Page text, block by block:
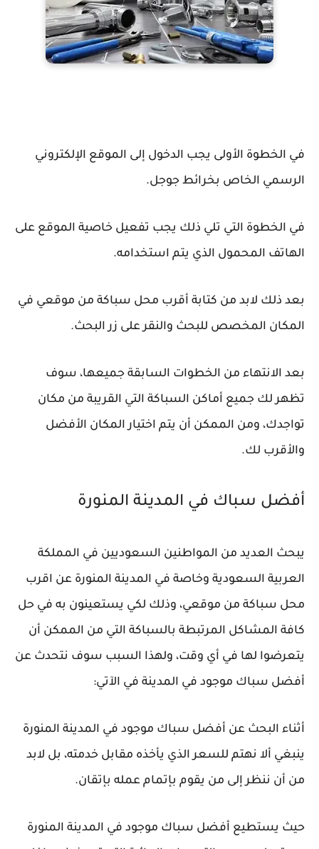
في الخطوة الأولى يجب الدخول إلى الموقع الإلكتروني
الرسمي الخاص بخرائط جوجل.
في الخطوة التي تلي ذلك يجب تفعيل خاصية الموقع على
الهاتف المحمول الذي يتم استخدامه.
بعد ذلك لابد من كتابة أقرب محل سباكة من موقعي في
المكان المخصص للبحث والنقر على زر البحث.
بعد الانتهاء من الخطوات السابقة جميعها، سوف
تظهر لك جميع أماكن السباكة التي القريبة من مكان
تواجدك، ومن الممكن أن يتم اختيار المكان الأفضل
والأقرب لك.
أفضل سباك في المدينة المنورة
يبحث العديد من المواطنين السعوديين في المملكة
العربية السعودية وخاصة في المدينة المنورة عن اقرب
محل سباكة من موقعي، وذلك لكي يستعينون به في حل
كافة المشاكل المرتبطة بالسباكة التي من الممكن أن
يتعرضوا لها في أي وقت، ولهذا السبب سوف نتحدث عن
أفضل سباك موجود في المدينة في الآتي:
أثناء البحث عن أفضل سباك موجود في المدينة المنورة
ينبغي ألا نهتم للسعر الذي يأخذه مقابل خدمته، بل لابد
من أن ننظر إلى من يقوم بإتمام عمله بإتقان.
حيث يستطيع أفضل سباك موجود في المدينة المنورة